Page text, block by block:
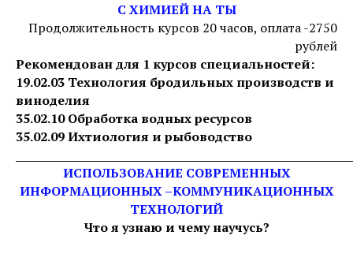
С ХИМИЕЙ НА ТЫ
Продолжительность курсов 20 часов, оплата -2750
рублей
Рекомендован для 1 курсов специальностей:
19.02.03 Технология бродильных производств и
виноделия
35.02.10 Обработка водных ресурсов
35.02.09 Ихтиология и рыбоводство
ИСПОЛЬЗОВАНИЕ СОВРЕМЕННЫХ
ИНФОРМАЦИОННЫХ –КОММУНИКАЦИОННЫХ
ТЕХНОЛОГИЙ
Что я узнаю и чему научусь?